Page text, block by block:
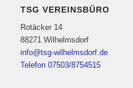
TSG VEREINSBÜRO
Rotäcker 14
88271 Wilhelmsdorf
info@tsg-wilhelmsdorf.de
Telefon 07503/8754515